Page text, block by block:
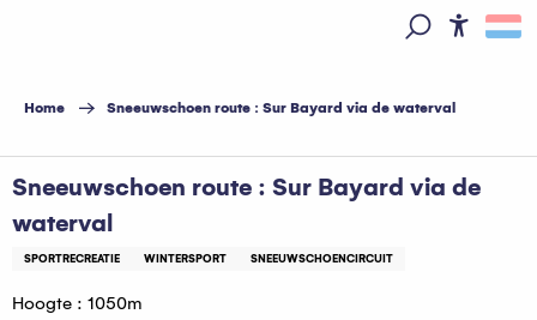
principal
Home Sneeuwschoen route : Sur Bayard via de waterval
Sneeuwschoen route : Sur Bayard via de
waterval
SPORTRECREATIE WINTERSPORT SNEEUWSCHOENCIRCUIT
Hoogte : 1050m